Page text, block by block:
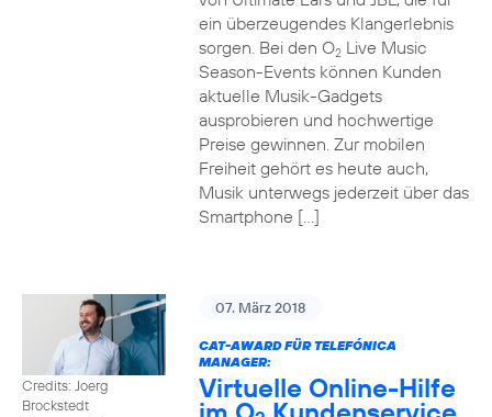
ein überzeugendes Klangerlebnis
sorgen. Bei den O2Live Music
Season-Events können Kunden
aktuelle Musik-Gadgets
ausprobieren und hochwertige
Preise gewinnen. Zur mobilen
Freiheit gehört es heute auch,
Musik unterwegs jederzeit über das
Smartphone […]
Credits: Joerg
Brockstedt
07. März 2018
CAT-AWARD FÜR TELEFÓNICA
MANAGER:
Virtuelle Online-Hilfe